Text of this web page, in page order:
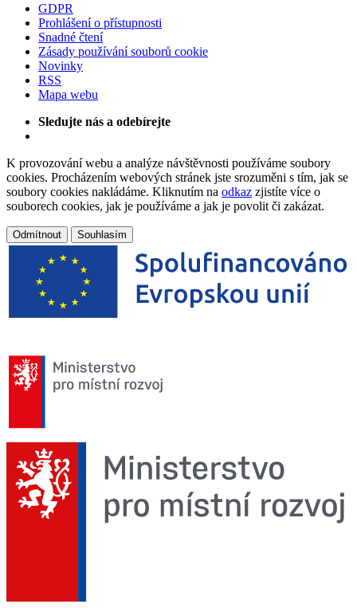
GDPR
Prohlášení o přístupnosti
Snadné čtení
Zásady používání souborů cookie
Novinky
RSS
Mapa webu
Sledujte nás a odebírejte
K provozování webu a analýze návštěvnosti používáme soubory
cookies. Procházením webových stránek jste srozuměni s tím, jak se
soubory cookies nakládáme. Kliknutím na odkaz zjistíte více o
souborech cookies, jak je používáme a jak je povolit či zakázat.
Odmítnout Souhlasím